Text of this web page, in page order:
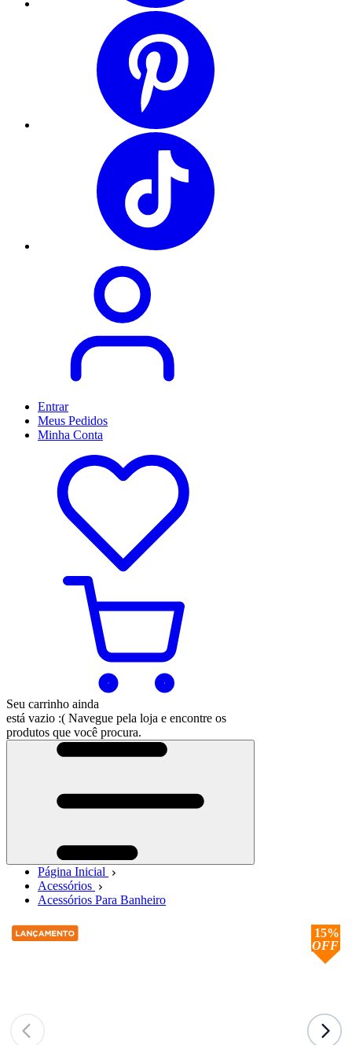
Entrar
Meus Pedidos
Minha Conta
Seu carrinho ainda
está vazio :( Navegue pela loja e encontre os
produtos que você procura.
Página Inicial
Acessórios
Acessórios Para Banheiro
15%
OFF